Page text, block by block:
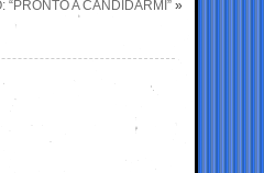
“PRONTO A CANDIDARMI” »